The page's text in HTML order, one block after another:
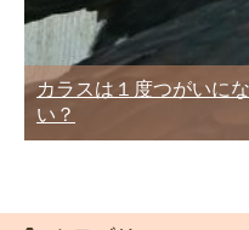
カラスは１度つがいに
い？